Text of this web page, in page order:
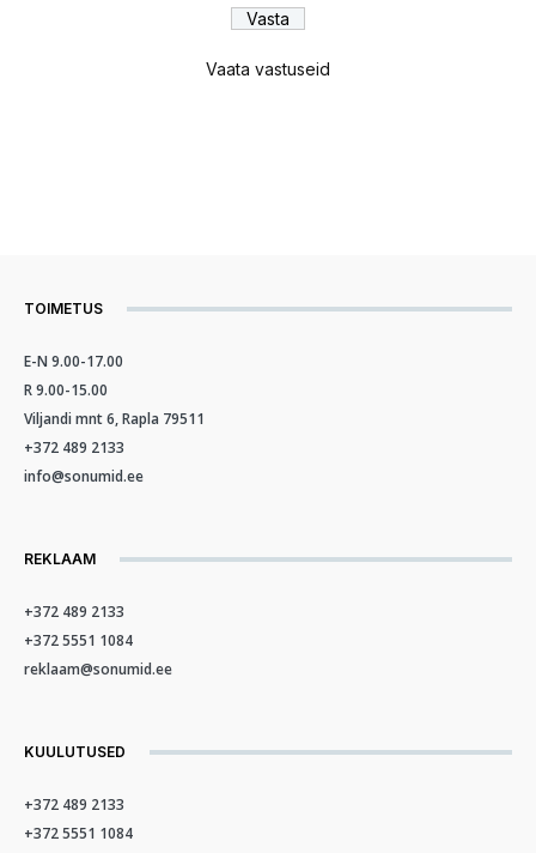
Vaata vastuseid
TOIMETUS
E-N 9.00-17.00
R 9.00-15.00
Viljandi mnt 6, Rapla 79511
+372 489 2133
info@sonumid.ee
REKLAAM
+372 489 2133
+372 5551 1084
reklaam@sonumid.ee
KUULUTUSED
+372 489 2133
+372 5551 1084